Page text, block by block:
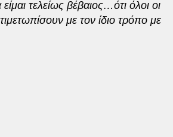
τελείως βέβαιος…ότι όλοι οι
με τον ίδιο τρόπο με